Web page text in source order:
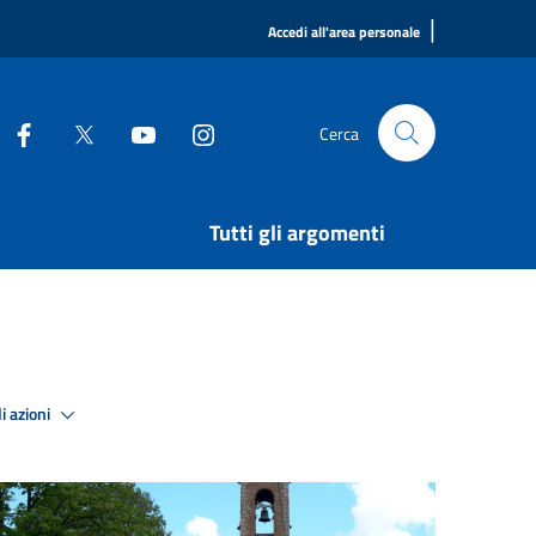
Accedi all'area personale |
Cerca
Tutti gli argomenti
azioni